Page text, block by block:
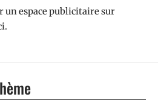
un espace publicitaire sur